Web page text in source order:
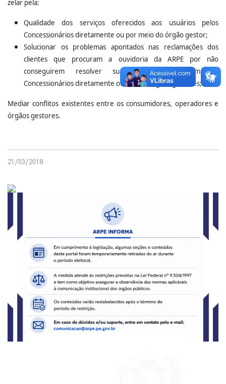
zelar pela:
Qualidade dos serviços oferecidos aos usuários pelos
Concessionários diretamente ou por meio do órgão gestor;
Solucionar os problemas apontados nas reclamações dos
clientes que procuram a ouvidoria da ARPE por não
conseguirem resolver suas divergências com os
Concessionários diretamente ou com os órgãos gestores;
Mediar conflitos existentes entre os consumidores, operadores e
órgãos gestores.
21/03/2018